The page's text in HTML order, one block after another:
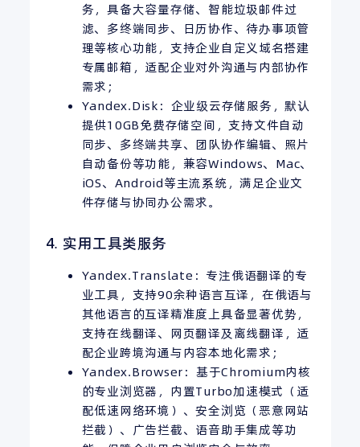
务，具备大容量存储、智能垃圾邮件过
滤、多终端同步、日历协作、待办事项管
理等核心功能，支持企业自定义域名搭建
专属邮箱，适配企业对外沟通与内部协作
需求；
Yandex.Disk：企业级云存储服务，默认
提供10GB免费存储空间，支持文件自动
同步、多终端共享、团队协作编辑、照片
自动备份等功能，兼容Windows、Mac、
iOS、Android等主流系统，满足企业文
件存储与协同办公需求。
4. 实用工具类服务
Yandex.Translate：专注俄语翻译的专
业工具，支持90余种语言互译，在俄语与
其他语言的互译精准度上具备显著优势，
支持在线翻译、网页翻译及离线翻译，适
配企业跨境沟通与内容本地化需求；
Yandex.Browser：基于Chromium内核
的专业浏览器，内置Turbo加速模式（适
配低速网络环境）、安全浏览（恶意网站
拦截）、广告拦截、语音助手集成等功